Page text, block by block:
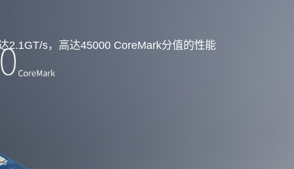
2.1GT/s，高达45000 CoreMark分值的性能